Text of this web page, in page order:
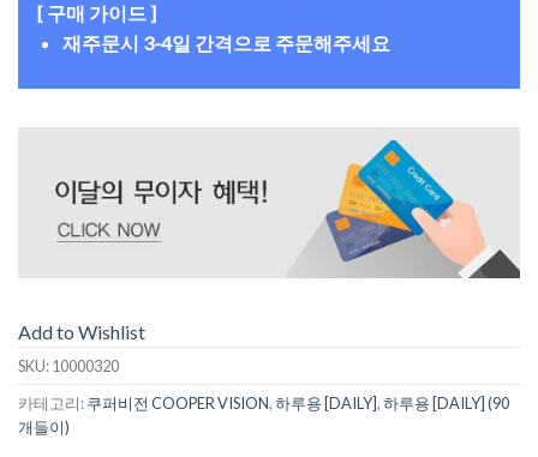
[ 구매 가이드 ]
재주문시 3-4일 간격으로 주문해주세요
Add to Wishlist
SKU:10000320
카테고리:쿠퍼비전 COOPER VISION,하루용 [DAILY],하루용 [DAILY] (90
개들이)